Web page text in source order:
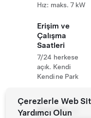
Hız: maks. 7 kW
Erişim ve
Çalışma
Saatleri
7/24 herkese
açık. Kendi
Kendine Park
Website+47
Çerezlerle Web
Yardımcı Olun